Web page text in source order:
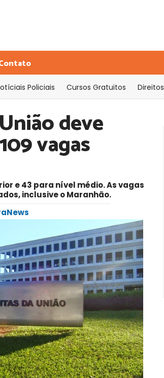
Policiais Cursos Gratuitos Direitos
deve
vagas
e 43 para nível médio. As vagas
inclusive o Maranhão.